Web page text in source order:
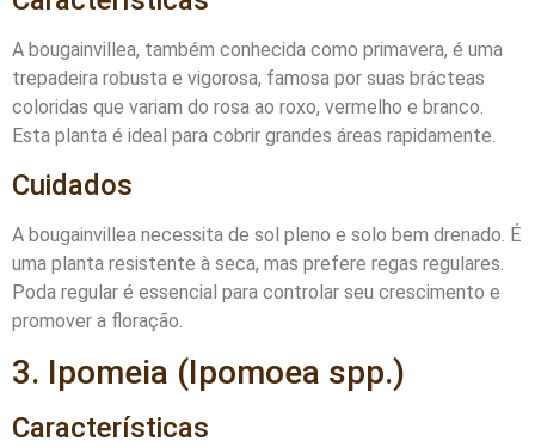
A bougainvillea, também conhecida como primavera, é uma
trepadeira robusta e vigorosa, famosa por suas brácteas
coloridas que variam do rosa ao roxo, vermelho e branco.
Esta planta é ideal para cobrir grandes áreas rapidamente.
Cuidados
A bougainvillea necessita de sol pleno e solo bem drenado. É
uma planta resistente à seca, mas prefere regas regulares.
Poda regular é essencial para controlar seu crescimento e
promover a floração.
3. Ipomeia (Ipomoea spp.)
Características